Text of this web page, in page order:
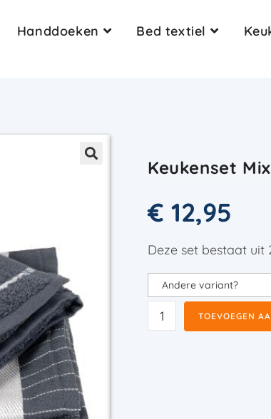
Handdoeken Bed textiel
Keukenset
€ 12,95
Deze set bestaat uit
TOEVOEGEN